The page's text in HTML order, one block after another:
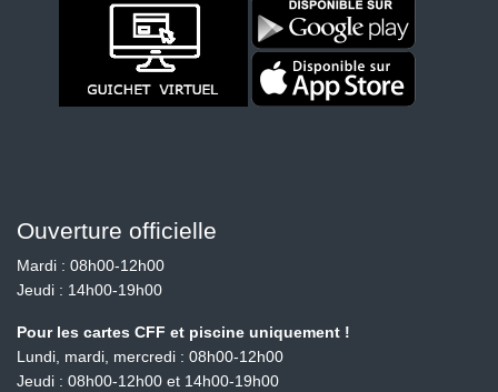
Ouverture officielle
Mardi : 08h00-12h00
Jeudi : 14h00-19h00
Pour les cartes CFF et piscine uniquement !
Lundi, mardi, mercredi : 08h00-12h00
Jeudi : 08h00-12h00 et 14h00-19h00